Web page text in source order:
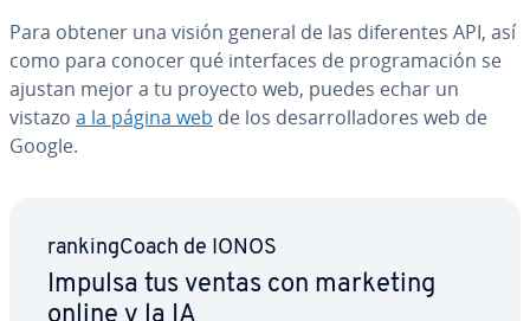
Para obtener una visión general de las di­fe­re­n­tes API, así
como para conocer qué in­te­r­fa­ces de pro­gra­ma­ción se
ajustan mejor a tu proyecto web, puedes echar un
vistazo a la página web de los de­sa­rro­lla­do­res web de
Google.
ra­n­ki­n­g­Coa­ch de IONOS
Impulsa tus ventas con marketing